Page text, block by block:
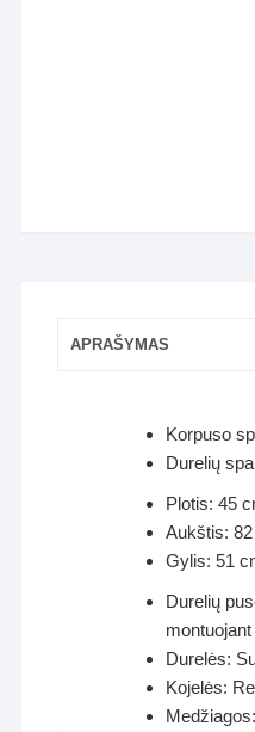
APRAŠYMAS
Korpuso
Durelių
Plotis: 45
Aukštis:
Gylis: 51
Durelių
montuojant
Durelės:
Kojelės: